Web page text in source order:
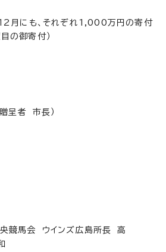
月にも、それぞれ1,000万円の寄付
の御寄付）
呈者 市長）
競馬会 ウインズ広島所長 高